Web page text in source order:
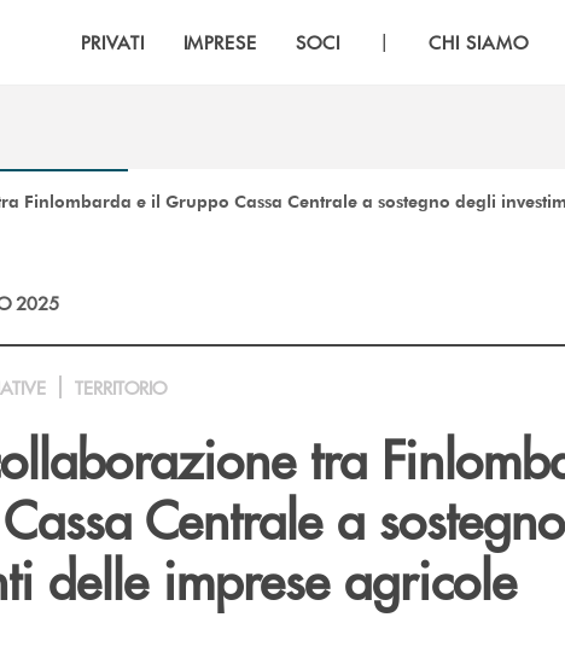
PRIVATI IMPRESE SOCI | CHI SIAMO
Finlombarda e il Gruppo Cassa Centrale a sostegno degli
2025
TERRITORIO
tra
Centrale a
delle imprese agricole